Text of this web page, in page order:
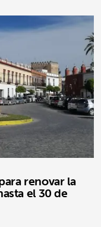
renovar la
el 30 de